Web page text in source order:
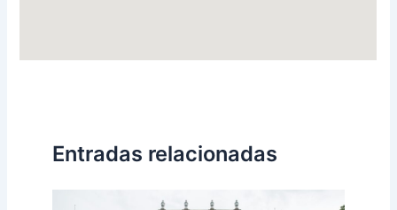
Entradas relacionadas